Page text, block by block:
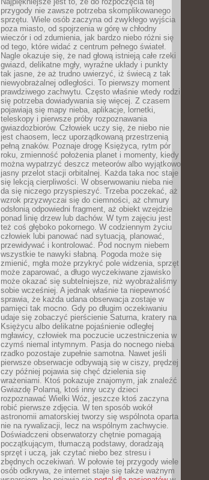
przygody nie zawsze potrzeba skomplikowanego
sprzętu. Wiele osób zaczyna od zwykłego wyjścia
poza miasto, od spojrzenia w górę w chłodny
wieczór i od zdumienia, jak bardzo niebo różni się
od tego, które widać z centrum pełnego świateł.
Nagle okazuje się, że nad głową istnieją całe rzeki
gwiazd, delikatne mgły, wyraźne układy i punkty
tak jasne, że aż trudno uwierzyć, iż świecą z tak
niewyobrażalnej odległości. To pierwszy moment
prawdziwego zachwytu. Często właśnie wtedy rodzi
się potrzeba dowiadywania się więcej. Z czasem
pojawiają się mapy nieba, aplikacje, lornetki,
teleskopy i pierwsze próby rozpoznawania
gwiazdozbiorów. Człowiek uczy się, że niebo nie
jest chaosem, lecz uporządkowaną przestrzenią
pełną znaków. Poznaje drogę Księżyca, rytm pór
roku, zmienność położenia planet i momenty, kiedy
można wypatrzyć deszcz meteorów albo wyjątkowo
jasny przelot stacji orbitalnej. Każda taka noc staje
się lekcją cierpliwości. W obserwowaniu nieba nie
da się niczego przyspieszyć. Trzeba poczekać, aż
wzrok przyzwyczai się do ciemności, aż chmury
odsłonią odpowiedni fragment, aż obiekt wzejdzie
ponad linię drzew lub dachów. W tym zajęciu jest
też coś głęboko pokornego. W codziennym życiu
człowiek lubi panować nad sytuacją, planować,
przewidywać i kontrolować. Pod nocnym niebem
wszystkie te nawyki słabną. Pogoda może się
zmienić, mgła może przykryć pole widzenia, sprzęt
może zaparować, a długo wyczekiwane zjawisko
może okazać się subtelniejsze, niż wyobrażaliśmy
sobie wcześniej. A jednak właśnie ta niepewność
sprawia, że każda udana obserwacja zostaje w
pamięci tak mocno. Gdy po długim oczekiwaniu
udaje się zobaczyć pierścienie Saturna, kratery na
Księżycu albo delikatne pojaśnienie odległej
mgławicy, człowiek ma poczucie uczestniczenia w
czymś niemal intymnym. Pasja do nocnego nieba
rzadko pozostaje zupełnie samotna. Nawet jeśli
pierwsze obserwacje odbywają się w ciszy, prędzej
czy później pojawia się chęć dzielenia się
wrażeniami. Ktoś pokazuje znajomym, jak znaleźć
Gwiazdę Polarną, ktoś inny uczy dzieci
rozpoznawać Wielki Wóz, jeszcze ktoś zaczyna
robić pierwsze zdjęcia. W ten sposób wokół
astronomii amatorskiej tworzy się wspólnota oparta
nie na rywalizacji, lecz na wspólnym zachwycie.
Doświadczeni obserwatorzy chętnie pomagają
początkującym, tłumaczą podstawy, doradzają
sprzęt i uczą, jak czytać niebo bez stresu i
zbędnych oczekiwań. W połowie tej przygody wiele
osób odkrywa, że internet staje się także ważnym